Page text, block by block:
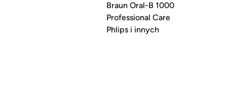
Braun Oral-B 1000
Professional Care
Phlips i innych